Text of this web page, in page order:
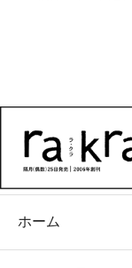
ホーム